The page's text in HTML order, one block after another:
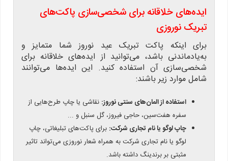
ایده‌های خلاقانه برای شخصی‌سازی پاکت‌های
تبریک نوروزی
برای اینکه پاکت تبریک عید نوروز شما متمایز و
به‌یادماندنی باشد، می‌توانید از ایده‌های خلاقانه برای
شخصی‌سازی آن استفاده کنید. این ایده‌ها می‌توانند
شامل موارد زیر باشند:
استفاده از المان‌های سنتی نوروز: نقاشی یا چاپ طرح‌هایی از
سفره هفت‌سین، حاجی فیروز، گل سنبل و ...
چاپ لوگو یا نام تجاری شرکت: برای پاکت‌های تبلیغاتی، چاپ
لوگو یا نام تجاری شرکت به همراه شعار نوروزی می‌تواند تاثیر
مثبتی بر برندینگ داشته باشد.